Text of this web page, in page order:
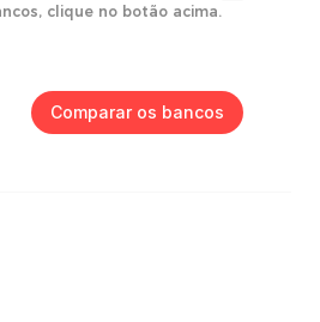
Comparar os bancos